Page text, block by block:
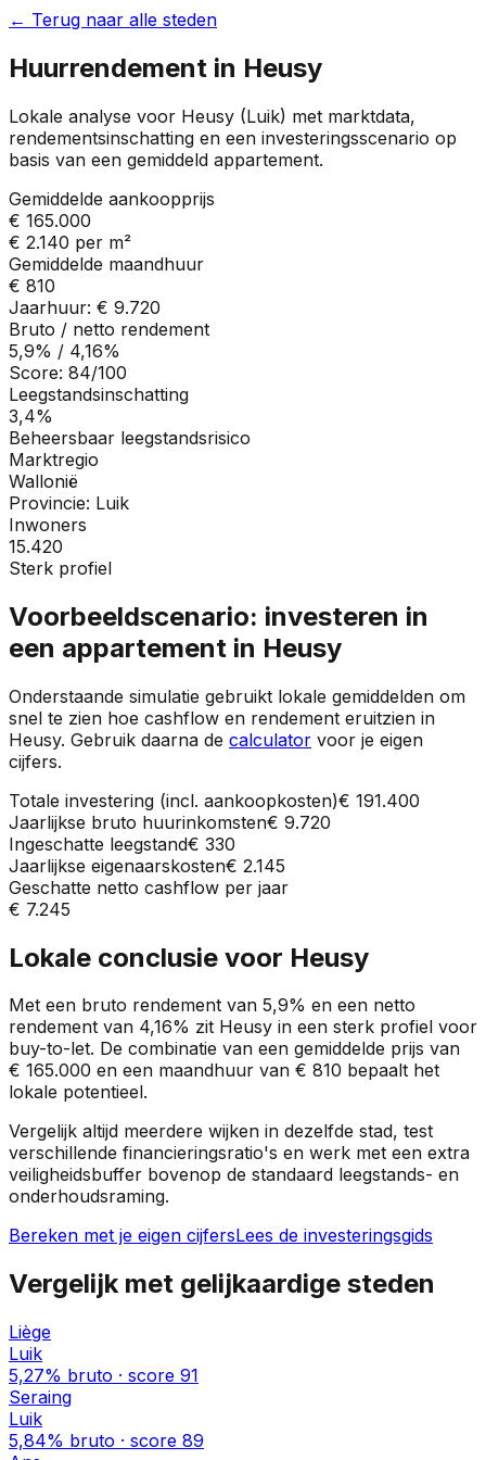
← Terug naar alle steden
Huurrendement in Heusy
Lokale analyse voor Heusy (Luik) met marktdata,
rendementsinschatting en een investeringsscenario op
basis van een gemiddeld appartement.
Gemiddelde aankoopprijs
€ 165.000
€ 2.140 per m²
Gemiddelde maandhuur
€ 810
Jaarhuur: € 9.720
Bruto / netto rendement
5,9% / 4,16%
Score: 84/100
Leegstandsinschatting
3,4%
Beheersbaar leegstandsrisico
Marktregio
Wallonië
Provincie: Luik
Inwoners
15.420
Sterk profiel
Voorbeeldscenario: investeren in
een appartement in Heusy
Onderstaande simulatie gebruikt lokale gemiddelden om
snel te zien hoe cashflow en rendement eruitzien in
Heusy. Gebruik daarna de calculator voor je eigen
cijfers.
Totale investering (incl. aankoopkosten)€ 191.400
Jaarlijkse bruto huurinkomsten€ 9.720
Ingeschatte leegstand€ 330
Jaarlijkse eigenaarskosten€ 2.145
Geschatte netto cashflow per jaar
€ 7.245
Lokale conclusie voor Heusy
Met een bruto rendement van 5,9% en een netto
rendement van 4,16% zit Heusy in een sterk profiel voor
buy-to-let. De combinatie van een gemiddelde prijs van
€ 165.000 en een maandhuur van € 810 bepaalt het
lokale potentieel.
Vergelijk altijd meerdere wijken in dezelfde stad, test
verschillende financieringsratio's en werk met een extra
veiligheidsbuffer bovenop de standaard leegstands- en
onderhoudsraming.
Bereken met je eigen cijfersLees de investeringsgids
Vergelijk met gelijkaardige steden
Liège
Luik
5,27% bruto · score 91
Seraing
Luik
5,84% bruto · score 89